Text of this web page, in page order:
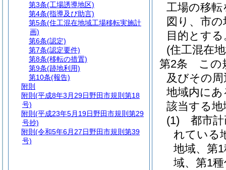
工場の移
図り、市
目的とする
(住工混在
第2条
この
及びその
地域内に
該当する
(1)
都市
れている
地域、第
域、第1
第3条(工場誘導地区)
第4条(指導及び助言)
第5条(住工混在地域工場移転実施計
画)
第6条(認定)
第7条(認定要件)
第8条(移転の措置)
第9条(跡地利用)
第10条(報告)
附則
附則 (平成8年3月29日野田市規則第18
号)
附則 (平成23年5月19日野田市規則第29
号抄)
附則 (令和5年6月27日野田市規則第39
号)